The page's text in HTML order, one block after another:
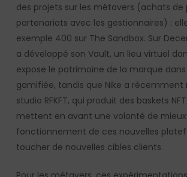
des projets sur les métavers (achats de
partenariats avec les gestionnaires) :
exemple 400 sur The Sandbox. Sur
a développé son Vault, un lieu virtuel
expose le patrimoine de la marque
gamifiée, tandis que Nike a récemment
studio RFKFT, qui produit des baskets
mettent en avant une volonté de
fonctionnement de ces nouvelles
toucher de nouvelles cibles clients.